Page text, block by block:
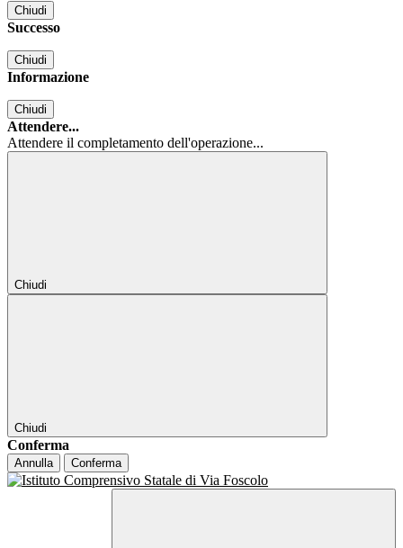
Chiudi
Successo
Chiudi
Informazione
Chiudi
Attendere...
Attendere il completamento dell'operazione...
Chiudi
Chiudi
Conferma
Annulla Conferma